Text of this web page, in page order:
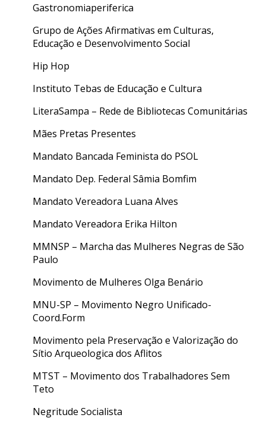
Gastronomiaperiferica
Grupo de Ações Afirmativas em Culturas,
Educação e Desenvolvimento Social
Hip Hop
Instituto Tebas de Educação e Cultura
LiteraSampa – Rede de Bibliotecas Comunitárias
Mães Pretas Presentes
Mandato Bancada Feminista do PSOL
Mandato Dep. Federal Sâmia Bomfim
Mandato Vereadora Luana Alves
Mandato Vereadora Erika Hilton
MMNSP – Marcha das Mulheres Negras de São
Paulo
Movimento de Mulheres Olga Benário
MNU-SP – Movimento Negro Unificado-
Coord.Form
Movimento pela Preservação e Valorização do
Sítio Arqueologica dos Aflitos
MTST – Movimento dos Trabalhadores Sem
Teto
Negritude Socialista